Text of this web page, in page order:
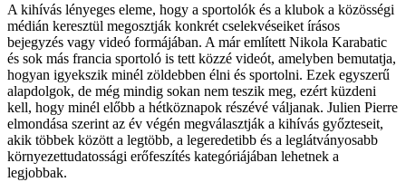
A kihívás lényeges eleme, hogy a sportolók és a klubok a közösségi
médián keresztül megosztják konkrét cselekvéseiket írásos
bejegyzés vagy videó formájában. A már említett Nikola Karabatic
és sok más francia sportoló is tett közzé videót, amelyben bemutatja,
hogyan igyekszik minél zöldebben élni és sportolni. Ezek egyszerű
alapdolgok, de még mindig sokan nem teszik meg, ezért küzdeni
kell, hogy minél előbb a hétköznapok részévé váljanak. Julien Pierre
elmondása szerint az év végén megválasztják a kihívás győzteseit,
akik többek között a legtöbb, a legeredetibb és a leglátványosabb
környezettudatossági erőfeszítés kategóriájában lehetnek a
legjobbak.